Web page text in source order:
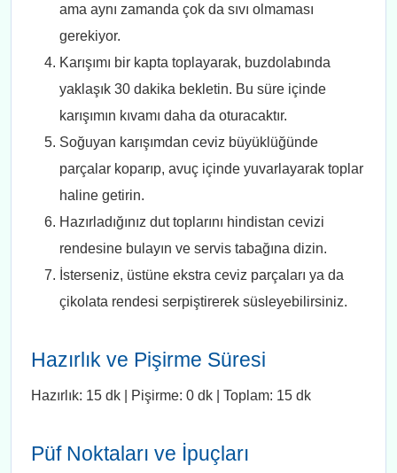
ama aynı zamanda çok da sıvı olmaması
gerekiyor.
Karışımı bir kapta toplayarak, buzdolabında
yaklaşık 30 dakika bekletin. Bu süre içinde
karışımın kıvamı daha da oturacaktır.
Soğuyan karışımdan ceviz büyüklüğünde
parçalar koparıp, avuç içinde yuvarlayarak toplar
haline getirin.
Hazırladığınız dut toplarını hindistan cevizi
rendesine bulayın ve servis tabağına dizin.
İsterseniz, üstüne ekstra ceviz parçaları ya da
çikolata rendesi serpiştirerek süsleyebilirsiniz.
Hazırlık ve Pişirme Süresi
Hazırlık: 15 dk | Pişirme: 0 dk | Toplam: 15 dk
Püf Noktaları ve İpuçları